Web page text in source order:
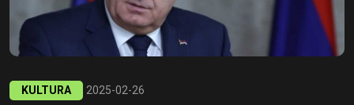
KULTURA 2025-02-26